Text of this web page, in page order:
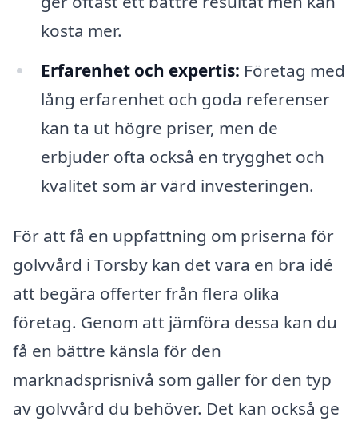
kosta mer.
Erfarenhet och expertis: Företag med
lång erfarenhet och goda referenser
kan ta ut högre priser, men de
erbjuder ofta också en trygghet och
kvalitet som är värd investeringen.
För att få en uppfattning om priserna för
golvvård i Torsby kan det vara en bra idé
att begära offerter från flera olika
företag. Genom att jämföra dessa kan du
få en bättre känsla för den
marknadsprisnivå som gäller för den typ
av golvvård du behöver. Det kan också ge